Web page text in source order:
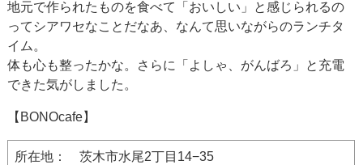
地元で作られたものを食べて「おいしい」と感じられるの
ってシアワセなことだなあ、なんて思いながらのランチタ
イム。
体も心も整ったかな。さらに「よしゃ、がんばろ」と充電
できた気がしました。
【BONOcafe】
所在地： 茨木市水尾2丁目14−35